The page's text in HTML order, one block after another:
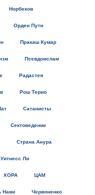
Норбеков
Орден Пути
Пракаш Кумар
Псевдоислам
Радастея
Рош Терио
Сатанисты
Сектоведение
Страна Анура
Уитнесс Ли
ХОРА ЦАМ
Нави Червоненко